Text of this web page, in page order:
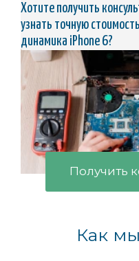
Хотите получить
узнать точную
динамика iPhone 6?
Получить
Как